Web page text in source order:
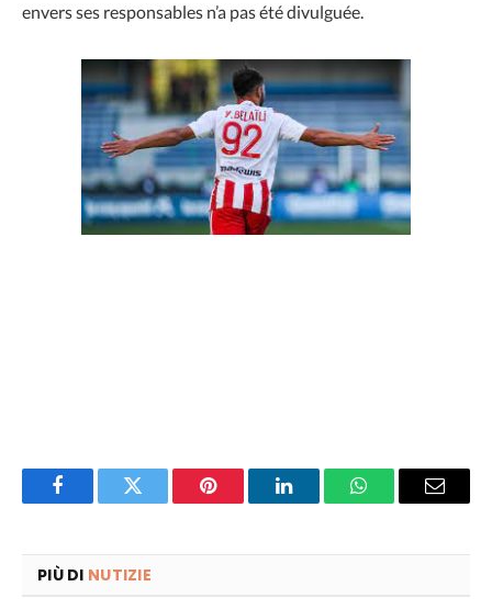
envers ses responsables n’a pas été divulguée.
FacebookTwitter Pinterest LinkedInWhatsAppEmail
PIÙ DI NUTIZIE